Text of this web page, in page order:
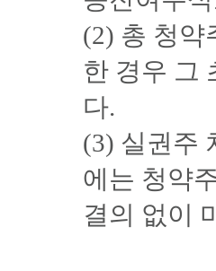
(2) 총 청약
한 경우 그
다.
(3) 실권주
에는 청약
결의 없이